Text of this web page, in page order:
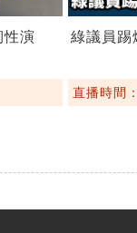
性演
綠議員踢
直播時間